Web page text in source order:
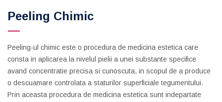
Peeling Chimic
Peeling-ul chimic este o procedura de medicina estetica care
consta in aplicarea la nivelul pielii a unei substante specifice
avand concentratie precisa si cunoscuta, in scopul de a produce
o descuamare controlata a staturilor superficiale tegumentului.
Prin aceasta procedura de medicina estetica sunt indepartate